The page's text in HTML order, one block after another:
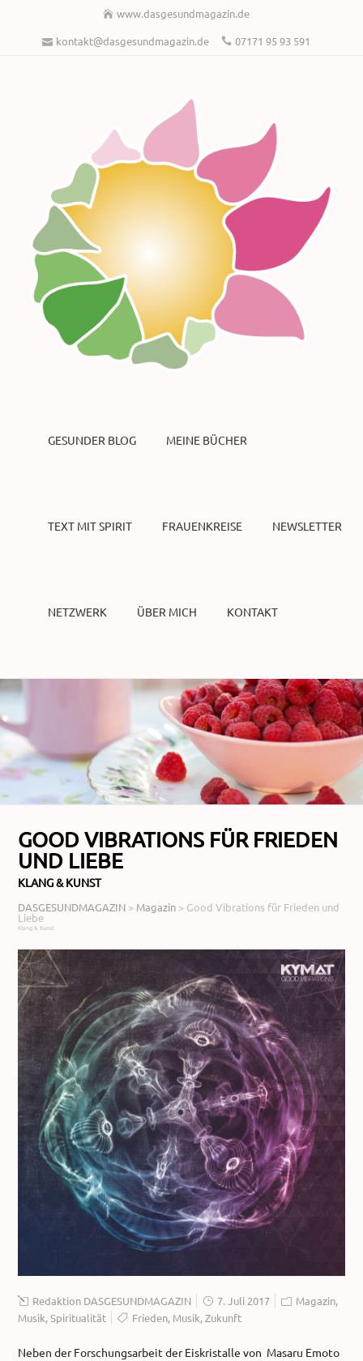
www.dasgesundmagazin.de
kontakt@dasgesundmagazin.de
07171 95 93 591
GESUNDER BLOG MEINE BÜCHER
TEXT MIT SPIRIT FRAUENKREISE NEWSLETTER
NETZWERK ÜBER MICH KONTAKT
GOOD VIBRATIONS FÜR FRIEDEN
UND LIEBE
KLANG & KUNST
DASGESUNDMAGAZIN > Magazin > Good Vibrations für Frieden und
Liebe
Klang & Kunst
Redaktion DASGESUNDMAGAZIN 7. Juli 2017 Magazin,
Musik,Spiritualität Frieden, Musik,Zukunft
Neben der Forschungsarbeit der Eiskristalle von Masaru Emoto